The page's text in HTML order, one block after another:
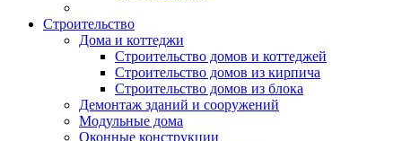
Строительство
Дома и коттеджи
Строительство домов и коттеджей
Строительство домов из кирпича
Строительство домов из блока
Демонтаж зданий и сооружений
Модульные дома
Оконные конструкции